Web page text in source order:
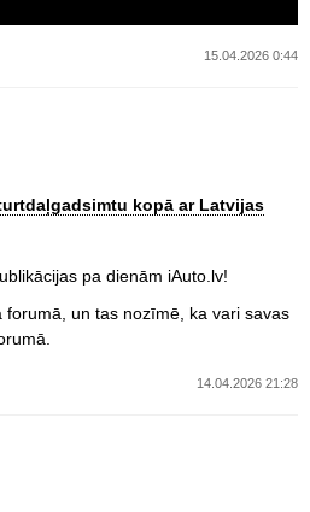
15.04.2026 0:44
kopā ar Latvijas
pa dienām iAuto.lv!
forumā, un tas nozīmē, ka vari savas
14.04.2026 21:28